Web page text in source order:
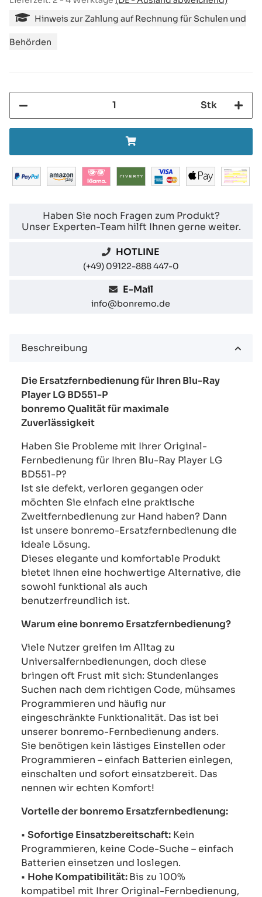
Hinweis zur Zahlung auf Rechnung für Schulen und
Behörden
Stk
Haben Sie noch Fragen zum Produkt?
Unser Experten-Team hilft Ihnen gerne weiter.
HOTLINE
(+49) 09122-888 447-0
E-Mail
info@bonremo.de
Beschreibung
Die Ersatzfernbedienung für Ihren Blu-Ray
Player LG BD551-P
bonremo Qualität für maximale
Zuverlässigkeit
Haben Sie Probleme mit Ihrer Original-
Fernbedienung für Ihren Blu-Ray Player LG
BD551-P?
Ist sie defekt, verloren gegangen oder
möchten Sie einfach eine praktische
Zweitfernbedienung zur Hand haben? Dann
ist unsere bonremo-Ersatzfernbedienung die
ideale Lösung.
Dieses elegante und komfortable Produkt
bietet Ihnen eine hochwertige Alternative, die
sowohl funktional als auch
benutzerfreundlich ist.
Warum eine bonremo Ersatzfernbedienung?
Viele Nutzer greifen im Alltag zu
Universalfernbedienungen, doch diese
bringen oft Frust mit sich: Stundenlanges
Suchen nach dem richtigen Code, mühsames
Programmieren und häufig nur
eingeschränkte Funktionalität. Das ist bei
unserer bonremo-Fernbedienung anders.
Sie benötigen kein lästiges Einstellen oder
Programmieren – einfach Batterien einlegen,
einschalten und sofort einsatzbereit. Das
nennen wir echten Komfort!
Vorteile der bonremo Ersatzfernbedienung:
• Sofortige Einsatzbereitschaft: Kein
Programmieren, keine Code-Suche – einfach
Batterien einsetzen und loslegen.
• Hohe Kompatibilität:Bis zu 100%
kompatibel mit Ihrer Original-Fernbedienung,